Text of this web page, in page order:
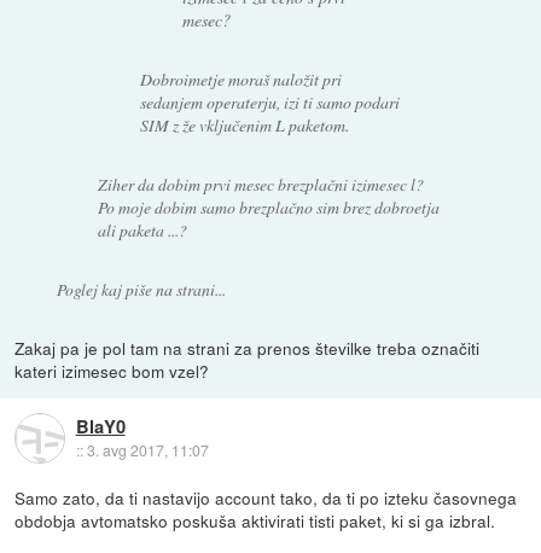
mesec?
Dobroimetje moraš naložit pri
sedanjem operaterju, izi ti samo podari
SIM z že vključenim L paketom.
Ziher da dobim prvi mesec brezplačni izimesec l?
Po moje dobim samo brezplačno sim brez dobroetja
ali paketa ...?
Poglej kaj piše na strani...
Zakaj pa je pol tam na strani za prenos številke treba označiti
kateri izimesec bom vzel?
BlaY0
::3. avg 2017, 11:07
Samo zato, da ti nastavijo account tako, da ti po izteku časovnega
obdobja avtomatsko poskuša aktivirati tisti paket, ki si ga izbral.